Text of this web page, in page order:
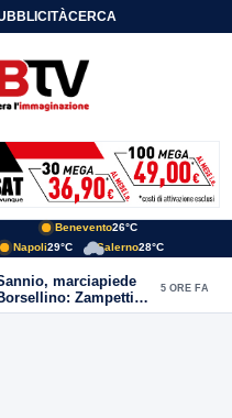
CERCA
Benevento26°C
Napoli29°C Salerno28°C
marciapiede
Zampetti e
alle polemiche
5 ORE FA